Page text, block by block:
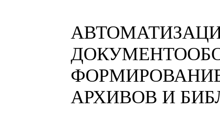
АРХИВОВ И